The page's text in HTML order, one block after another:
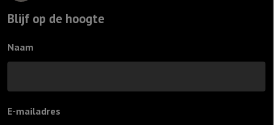
Blijf op de hoogte
Naam
E-mailadres